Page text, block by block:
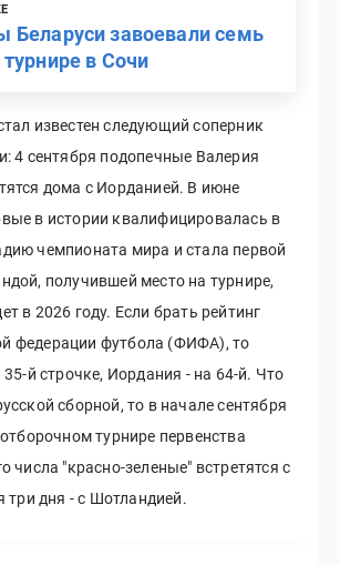
Беларуси завоевали семь
в Сочи
известен следующий соперник
4 сентября подопечные Валерия
дома с Иорданией. В июне
в истории квалифицировалась в
чемпионата мира и стала первой
получившей место на турнире,
в 2026 году. Если брать рейтинг
федерации футбола (ФИФА), то
35-й строчке, Иордания - на 64-й. Что
сборной, то в начале сентября
турнире первенства
числа "красно-зеленые" встретятся с
три дня - с Шотландией.